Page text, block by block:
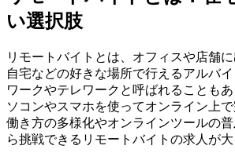
い選択肢
リモートバイトとは、オフィスや店舗に
自宅などの好きな場所で行えるアルバ
ワークやテレワークと呼ばれることも
ソコンやスマホを使ってオンライン上
働き方の多様化やオンラインツールの
ら挑戦できるリモートバイトの求人が大